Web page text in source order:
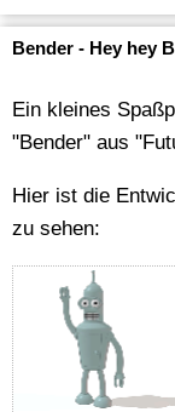
Bender - Hey hey
Ein kleines
"Bender" aus
Hier ist die
zu sehen: